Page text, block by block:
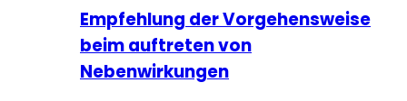
Empfehlung der Vorgehensweise
beim auftreten von
Nebenwirkungen